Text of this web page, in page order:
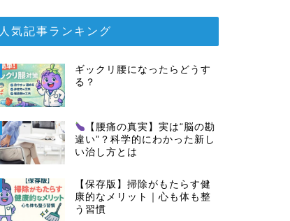
人気記事ランキング
ギックリ腰になったらどうす
る？
【腰痛の真実】実は“脳の勘
違い”？科学的にわかった新し
い治し方とは
【保存版】掃除がもたらす健
康的なメリット｜心も体も整
う習慣